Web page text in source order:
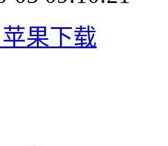
苹果下载